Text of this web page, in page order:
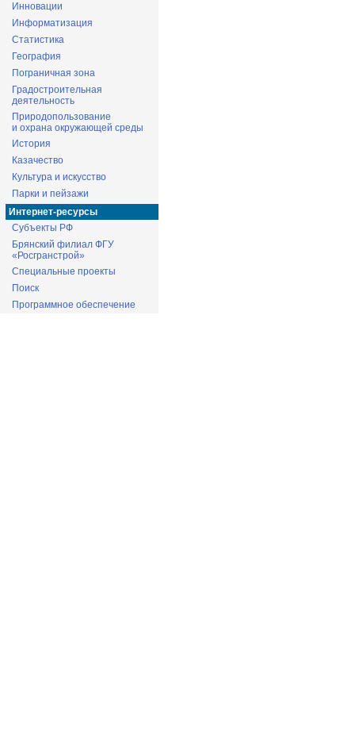
Инновации
Информатизация
Статистика
География
Пограничная зона
Градостроительная
деятельность
Природопользование
и охрана окружающей среды
История
Казачество
Культура и искусство
Парки и пейзажи
Интернет-ресурсы
Субъекты РФ
Брянский филиал ФГУ
«Росгранстрой»
Специальные проекты
Поиск
Программное обеспечение